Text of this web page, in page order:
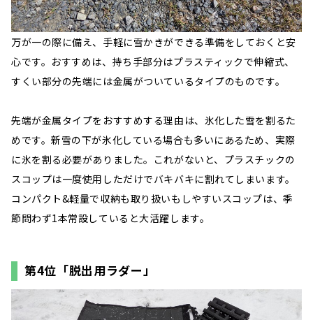
万が一の際に備え、手軽に雪かきができる準備をしておくと安
心です。おすすめは、持ち手部分はプラスティックで伸縮式、
すくい部分の先端には金属がついているタイプのものです。
先端が金属タイプをおすすめする理由は、氷化した雪を割るた
めです。新雪の下が氷化している場合も多いにあるため、実際
に氷を割る必要がありました。これがないと、プラスチックの
スコップは一度使用しただけでバキバキに割れてしまいます。
コンパクト&軽量で収納も取り扱いもしやすいスコップは、季
節問わず1本常設していると大活躍します。
第4位「脱出用ラダー」